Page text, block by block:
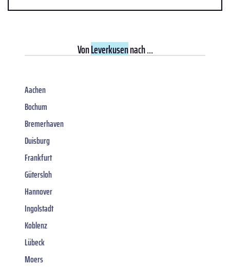
VonLeverkusennach ...
Aachen
Bochum
Bremerhaven
Duisburg
Frankfurt
Gütersloh
Hannover
Ingolstadt
Koblenz
Lübeck
Moers